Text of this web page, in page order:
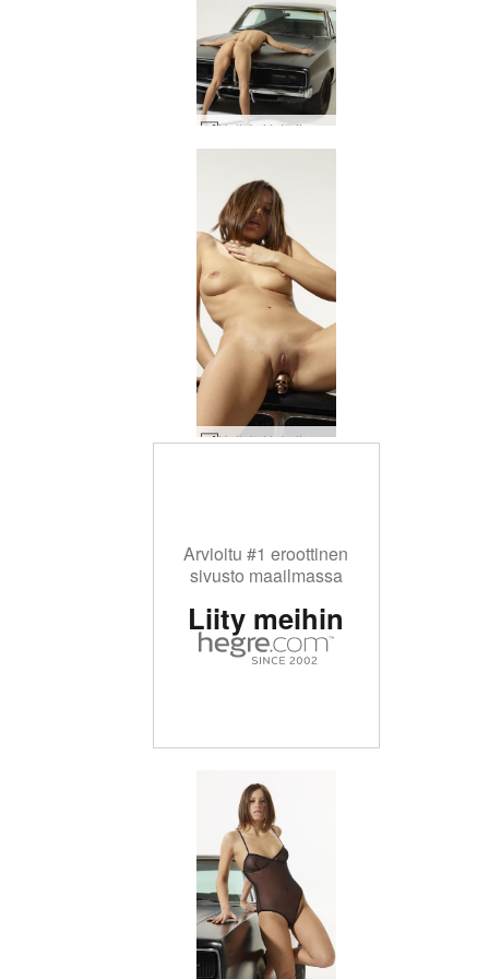
Hulluksi laturiin #132
Hulluksi laturiin #124
Arvioitu #1 eroottinen
sivusto maailmassa
Liity meihin